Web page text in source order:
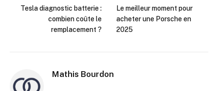
Tesla diagnostic batterie :
combien coûte le
remplacement ?
Le meilleur moment pour
acheter une Porsche en
2025
Mathis Bourdon